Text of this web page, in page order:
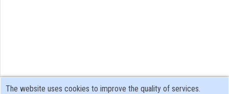
The website uses cookies to improve the quality of services.